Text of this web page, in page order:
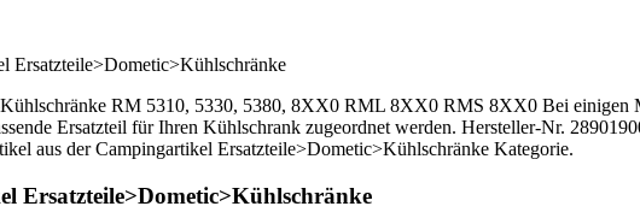
Ersatzteile>Dometic>Kühlschränke
RM 5310, 5330, 5380, 8XX0 RML 8XX0 RMS 8XX0 Bei einigen
Ersatzteil für Ihren Kühlschrank zugeordnet werden. Hersteller-Nr.
aus der Campingartikel Ersatzteile>Dometic>Kühlschränke Kategorie.
Ersatzteile>Dometic>Kühlschränke